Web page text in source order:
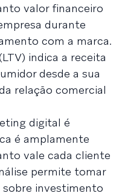
valor financeiro
durante
com a marca.
indica a receita
desde a sua
relação comercial
digital é
é amplamente
vale cada cliente
permite tomar
investimento